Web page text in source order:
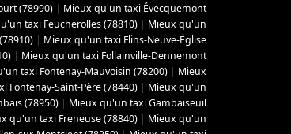
(78990) | Mieux qu'un taxi Évecquemont
taxi Feucherolles (78810) | Mieux qu'un
| Mieux qu'un taxi Flins-Neuve-Église
| Mieux qu'un taxi Follainville-Dennemont
taxi Fontenay-Mauvoisin (78200) | Mieux
Fontenay-Saint-Père (78440) | Mieux qu'un
(78950) | Mieux qu'un taxi Gambaiseuil
qu'un taxi Freneuse (78840) | Mieux qu'un